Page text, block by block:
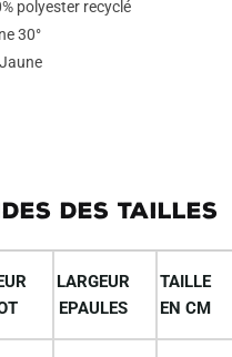
polyester recyclé
30°
DES TAILLES
LARGEUR
EPAULES
TAILLE
EN CM